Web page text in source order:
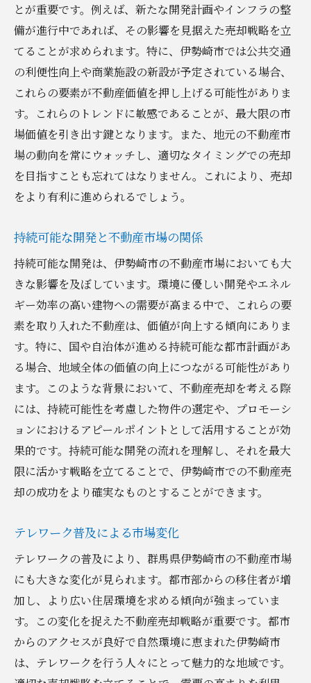
とが重要です。例えば、新たな開発計画やインフラの整
備が進行中であれば、その影響を見据えた売却戦略を立
てることが求められます。特に、伊勢崎市では公共交通
の利便性向上や商業施設の新設が予定されている場合、
これらの要素が不動産価値を押し上げる可能性がありま
す。これらのトレンドに敏感であることが、最大限の市
場価値を引き出す鍵となります。また、地元の不動産市
場の動向を常にウォッチし、適切なタイミングでの売却
を目指すことも忘れてはなりません。これにより、売却
をより有利に進められるでしょう。
持続可能な開発と不動産市場の関係
持続可能な開発は、伊勢崎市の不動産市場においても大
きな影響を及ぼしています。環境に優しい開発やエネル
ギー効率の高い建物への需要が高まる中で、これらの要
素を取り入れた不動産は、価値が向上する傾向にありま
す。特に、国や自治体が進める持続可能な都市計画があ
る場合、地域全体の価値の向上につながる可能性があり
ます。このような背景において、不動産売却を考える際
には、持続可能性を考慮した物件の選定や、プロモーシ
ョンにおけるアピールポイントとして活用することが効
果的です。持続可能な開発の流れを理解し、それを最大
限に活かす戦略を立てることで、伊勢崎市での不動産売
却の成功をより確実なものとすることができます。
テレワーク普及による市場変化
テレワークの普及により、群馬県伊勢崎市の不動産市場
にも大きな変化が見られます。都市部からの移住者が増
加し、より広い住居環境を求める傾向が強まっていま
す。この変化を捉えた不動産売却戦略が重要です。都市
からのアクセスが良好で自然環境に恵まれた伊勢崎市
は、テレワークを行う人々にとって魅力的な地域です。